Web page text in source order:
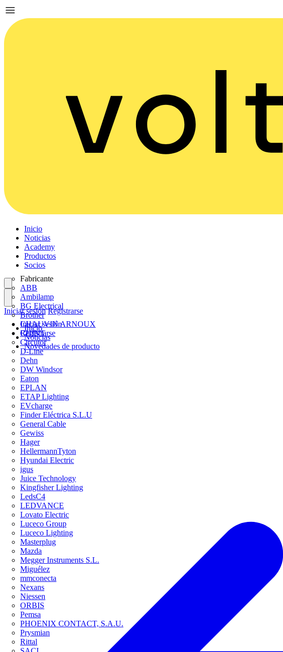
Inicio
Noticias
Academy
Productos
Socios
Fabricante
ABB
Ambilamp
BG Electrical
Brother
CHAUVIN ARNOUX
CHINT
Circutor
D-Line
Dehn
DW Windsor
Eaton
EPLAN
ETAP Lighting
EVcharge
Finder Eléctrica S.L.U
General Cable
Gewiss
Hager
HellermannTyton
Hyundai Electric
igus
Juice Technology
Kingfisher Lighting
LedsC4
LEDVANCE
Lovato Electric
Luceco Group
Luceco Lighting
Masterplug
Mazda
Megger Instruments S.L.
Miguélez
mmconecta
Nexans
Niessen
ORBIS
Pemsa
PHOENIX CONTACT, S.A.U.
Prysmian
Rittal
Iniciar sesión
Registrarse
Iniciar sesión Registrarse
Inicio
Noticias
Novedades de producto